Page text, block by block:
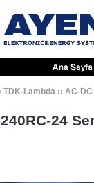
TDK-Lambda››AC-DC
24